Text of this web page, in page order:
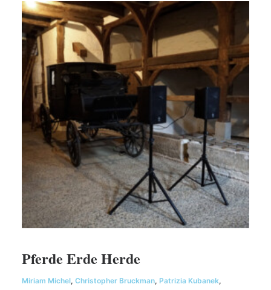
Pferde Erde Herde
Miriam Michel, Christopher Bruckman, Patrizia Kubanek,